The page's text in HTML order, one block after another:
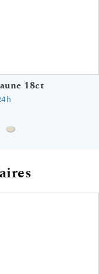
18ct
jaune 18ct
- Or jaune 18ct
forçat - Or jaune
forçat miroir - Or jaune
marine forçat - Or
Chaine spiga - Or